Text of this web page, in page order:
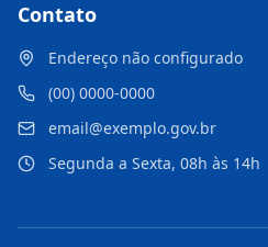
Contato
Endereço não configurado
(00) 0000-0000
email@exemplo.gov.br
Segunda a Sexta, 08h às 14h